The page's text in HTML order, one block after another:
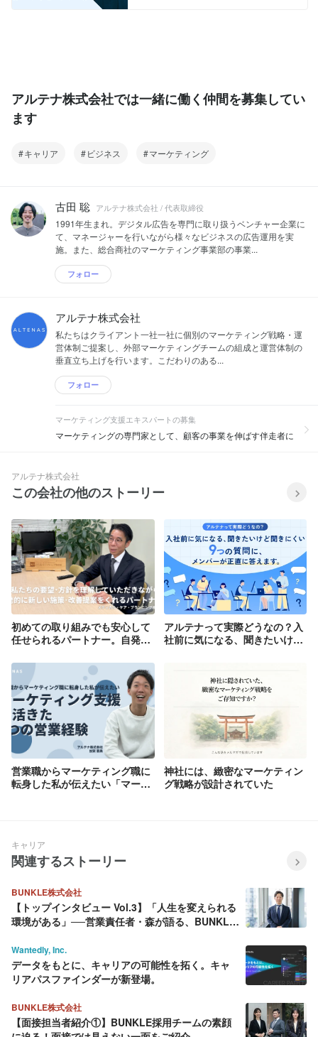
アルテナ株式会社では一緒に働く仲間を募集してい
ます
キャリア ビジネス マーケティング
古田 聡 アルテナ株式会社 / 代表取締役
1991年生まれ。デジタル広告を専門に取り扱うベンチャー企業に
て、マネージャーを行いながら様々なビジネスの広告運用を実
施。また、総合商社のマーケティング事業部の事業...
フォロー
アルテナ株式会社
私たちはクライアント一社一社に個別のマーケティング戦略・運
営体制ご提案し、外部マーケティングチームの組成と運営体制の
垂直立ち上げを行います。こだわりのある...
フォロー
マーケティング支援エキスパートの募集
マーケティングの専門家として、顧客の事業を伸ばす伴走者に
アルテナ株式会社
この会社の他のストーリー
初めての取り組みでも安心して
任せられるパートナー。自発的
中できるように
アルテナって実際どうなの？入
社前に気になる、聞きたいけど
営業職からマーケティング職に
転身した私が伝えたい「マーケ
神社には、緻密なマーケティン
グ戦略が設計されていた
キャリア
関連するストーリー
BUNKLE株式会社
【トップインタビュー Vol.3】「人生を変えられる
環境がある」──営業責任者・森が語る、BUNKLE
Wantedly, Inc.
データをもとに、キャリアの可能性を拓く。キャ
リアパスファインダーが新登場。
BUNKLE株式会社
【面接担当者紹介①】BUNKLE採用チームの素顔